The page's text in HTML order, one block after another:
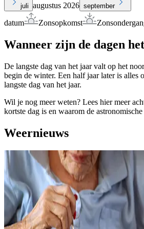
juli augustus 2026 september
datum Zonsopkomst
Wanneer zijn de dagen
De langste dag van het jaar valt op het
begin de winter. Een half jaar later is alles
langste dag van het jaar.
Wil je nog meer weten? Lees hier meer
kortste dag is en waarom de
Weernieuws